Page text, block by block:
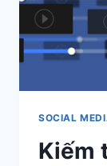
SOCIAL
Kiếm